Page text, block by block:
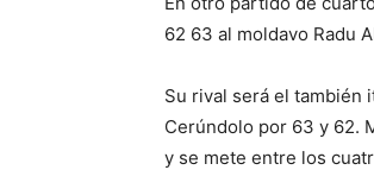
62 63 al moldavo Radu
Su rival será el también
Cerúndolo por 63 y 62.
y se mete entre los